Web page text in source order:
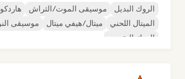
الروك البديل موسيقى الموت/الثراش
الميتال اللحني
ميتال/هيفي ميتال
موسيقى
الروك التقدمي